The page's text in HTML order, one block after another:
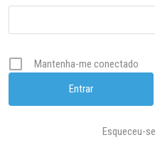
Mantenha-me conectado
Esqueceu-